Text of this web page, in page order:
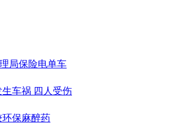
局保险电单车
车祸 四人受伤
保麻醉药